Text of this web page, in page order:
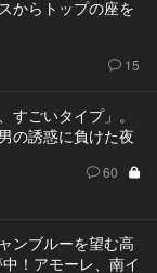
からトップの座を
15
すごいタイプ」。
の誘惑に負けた夜
60
ンブルーを望む高
！アモーレ、南イ